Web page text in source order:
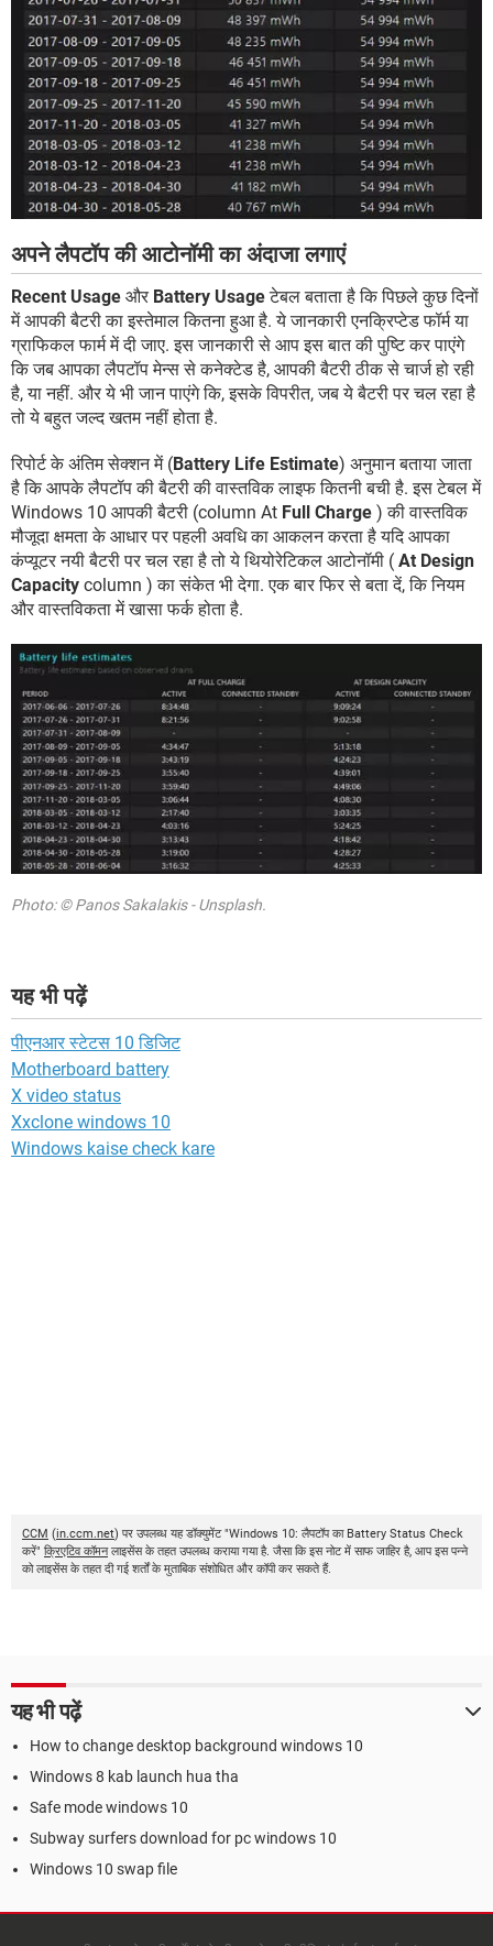
अपने लैपटॉप की आटोनॉमी का अंदाजा लगाएं
Recent Usage और Battery Usageटेबल बताता है कि पिछले कुछ दिनों
में आपकी बैटरी का इस्तेमाल कितना हुआ है. ये जानकारी एनक्रिप्टेड फॉर्म या
ग्राफिकल फार्म में दी जाए. इस जानकारी से आप इस बात की पुष्टि कर पाएंगे
कि जब आपका लैपटॉप मेन्स से कनेक्टेड है, आपकी बैटरी ठीक से चार्ज हो रही
है, या नहीं. और ये भी जान पाएंगे कि, इसके विपरीत, जब ये बैटरी पर चल रहा है
तो ये बहुत जल्द खतम नहीं होता है.
रिपोर्ट के अंतिम सेक्शन में (Battery Life Estimate) अनुमान बताया जाता
है कि आपके लैपटॉप की बैटरी की वास्तविक लाइफ कितनी बची है. इस टेबल में
Windows 10 आपकी बैटरी (column At Full Charge ) की वास्तविक
मौजूदा क्षमता के आधार पर पहली अवधि का आकलन करता है यदि आपका
कंप्यूटर नयी बैटरी पर चल रहा है तो ये थियोरेटिकल आटोनॉमी ( At Design
Capacity column ) का संकेत भी देगा. एक बार फिर से बता दें, कि नियम
और वास्तविकता में खासा फर्क होता है.
Photo: © Panos Sakalakis - Unsplash.
यह भी पढ़ें
पीएनआर स्टेटस 10 डिजिट
Motherboard battery
X video status
Xxclone windows 10
Windows kaise check kare
CCM (in.ccm.net) पर उपलब्ध यह डॉक्युमेंट "Windows 10: लैपटॉप का Battery Status Check
करें" क्रिएटिव कॉमनलाइसेंस के तहत उपलब्ध कराया गया है. जैसा कि इस नोट में साफ जाहिर है, आप इस पन्ने
को लाइसेंस के तहत दी गई शर्तों के मुताबिक संशोधित और कॉपी कर सकते हैं.
यह भी पढ़ें
How to change desktop background windows 10
Windows 8 kab launch hua tha
Safe mode windows 10
Subway surfers download for pc windows 10
Windows 10 swap file